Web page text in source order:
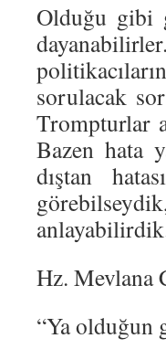
Olduğu gibi
sorulacak
Trompturlar
Bazen hata
dıştan
Hz. Mevlana
“Ya olduğun